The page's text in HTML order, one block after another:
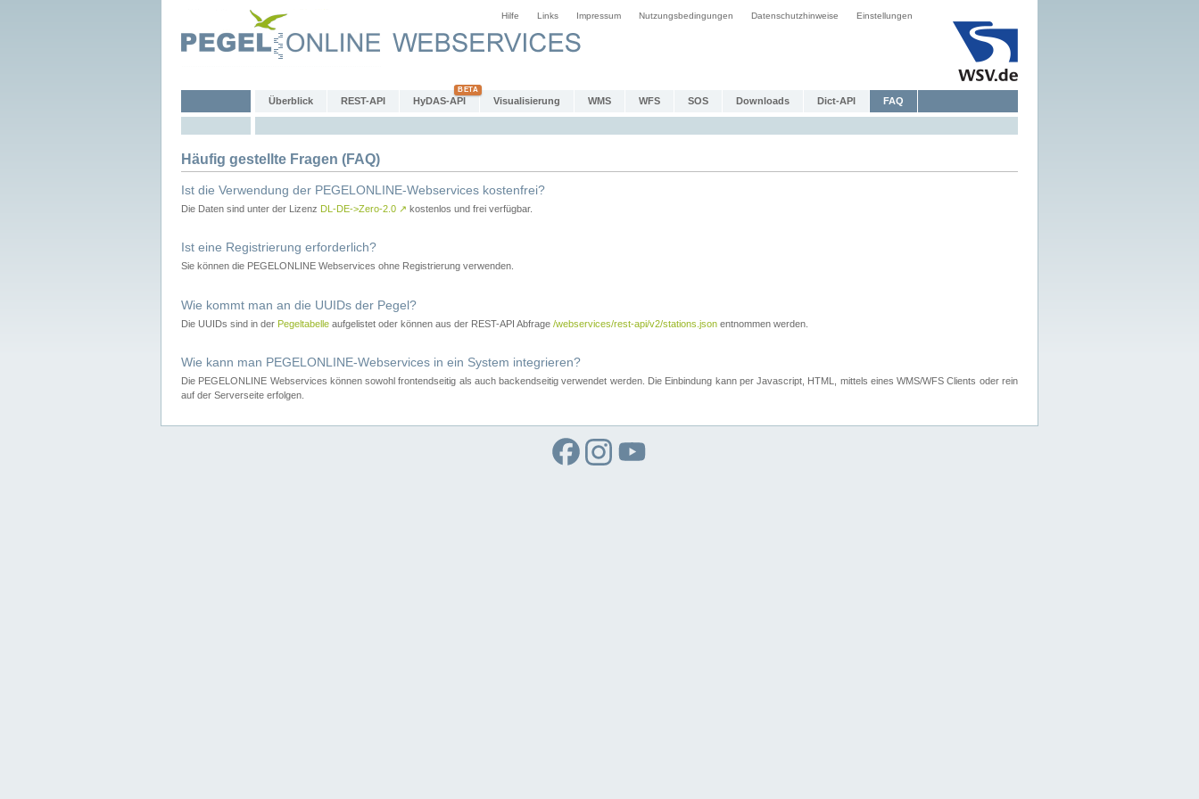
Hilfe Links Impressum Nutzungsbedingungen Datenschutzhinweise Einstellungen
Überblick REST-API HyDAS-API Visualisierung WMS WFS SOS Downloads Dict-API FAQ
Häufig gestellte Fragen (FAQ)
Ist die Verwendung der PEGELONLINE-Webservices kostenfrei?
Die Daten sind unter der Lizenz DL-DE->Zero-2.0 ↗ kostenlos und frei verfügbar.
Ist eine Registrierung erforderlich?
Sie können die PEGELONLINE Webservices ohne Registrierung verwenden.
Wie kommt man an die UUIDs der Pegel?
Die UUIDs sind in der Pegeltabelle aufgelistet oder können aus der REST-API Abfrage /webservices/rest-api/v2/stations.json entnommen werden.
Wie kann man PEGELONLINE-Webservices in ein System integrieren?
Die PEGELONLINE Webservices können sowohl frontendseitig als auch backendseitig verwendet werden. Die Einbindung kann per Javascript, HTML, mittels eines WMS/WFS Clients oder rein
auf der Serverseite erfolgen.